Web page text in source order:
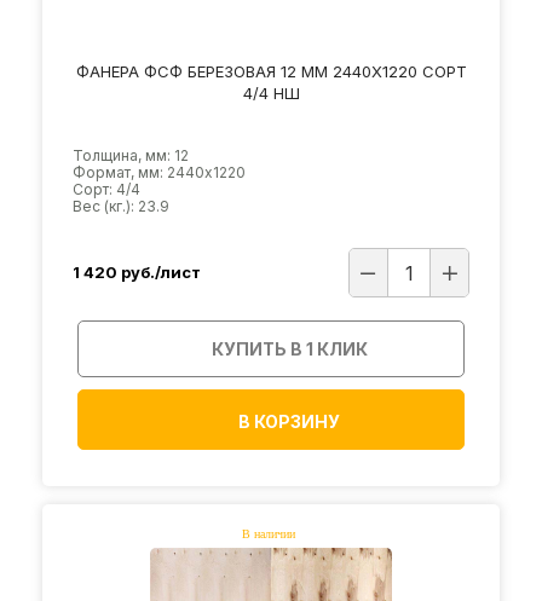
ФАНЕРА ФСФ БЕРЕЗОВАЯ 12 ММ 2440Х1220 СОРТ
4/4 НШ
Толщина, мм: 12
Формат, мм: 2440х1220
Сорт: 4/4
Вес (кг.): 23.9
1 420 руб./лист
КУПИТЬ В 1 КЛИК
В КОРЗИНУ